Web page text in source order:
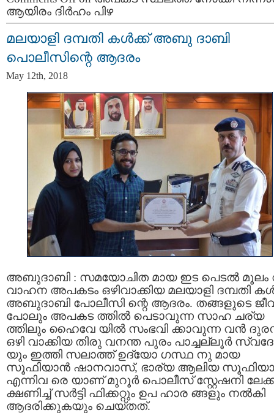
ആയിരം ദിർഹം പിഴ
മലയാളി ദമ്പതി കൾക്ക്​ അബു ദാബി
പൊലീസിന്റെ ആദരം
May 12th, 2018
അബുദാബി : സമയോചിത മായ ഇട പെടൽ മൂലം
വാഹന അപകടം ഒഴിവാക്കിയ മലയാളി ദമ്പതി
അബുദാബി പോലീസി ന്റെ ആദരം. തങ്ങളുടെ
പോലും അപകട ത്തിൽ പെടാവുന്ന സാഹ ചര്യ
ത്തിലും ഹൈവേ യിൽ സംഭവി ക്കാവുന്ന വൻ
ഒഴി വാക്കിയ തിരു വനന്ത പുരം പാച്ചല്ലൂർ
യും ഇത്തി സലാത്ത് ഉദ്യോ ഗസ്ഥ നു മായ
സൂഫിയാൻ ഷാനവാസ്, ഭാര്യ ആലിയ
എന്നിവ രെ യാണ് മുറൂർ പൊലീസ് സ്റ്റേഷനി
ക്ഷണിച്ച് സര്‍ട്ടി ഫിക്കറ്റും ഉപ ഹാര ങ്ങളും നൽകി
ആദരിക്കുകയും ചെയ്തത്.